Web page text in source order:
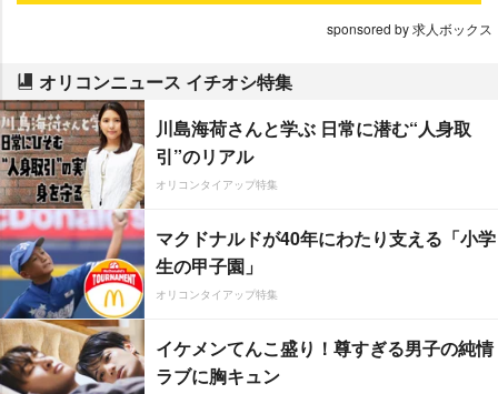
sponsored by 求人ボックス
オリコンニュース イチオシ特集
川島海荷さんと学ぶ 日常に潜む“人身取
引”のリアル
オリコンタイアップ特集
マクドナルドが40年にわたり支える「小学
生の甲子園」
オリコンタイアップ特集
イケメンてんこ盛り！尊すぎる男子の純情
ラブに胸キュン